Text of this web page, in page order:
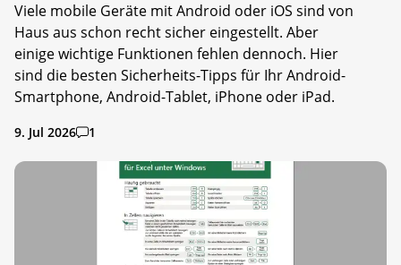
Viele mobile Geräte mit Android oder iOS sind von
Haus aus schon recht sicher eingestellt. Aber
einige wichtige Funktionen fehlen dennoch. Hier
sind die besten Sicherheits-Tipps für Ihr Android-
Smartphone, Android-Tablet, iPhone oder iPad.
9. Jul 2026 1